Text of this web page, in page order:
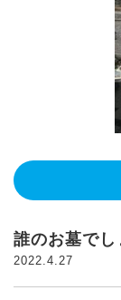
誰のお墓で
2022.4.27